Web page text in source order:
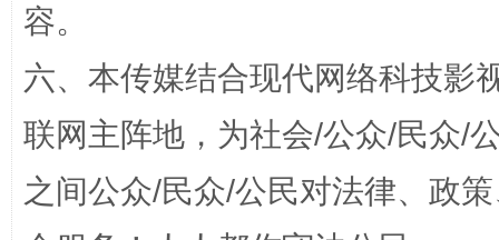
容。
六、本传媒结合现代网络科技影
联网主阵地，为社会/公众/民众/
之间公众/民众/公民对法律、政